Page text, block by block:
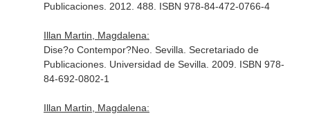
Publicaciones. 2012. 488. ISBN 978-84-472-0766-4
Illan Martin, Magdalena:
Dise?o Contempor?Neo. Sevilla. Secretariado de
Publicaciones. Universidad de Sevilla. 2009. ISBN 978-
84-692-0802-1
Illan Martin, Magdalena: